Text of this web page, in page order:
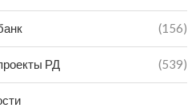
(156)
РД (539)